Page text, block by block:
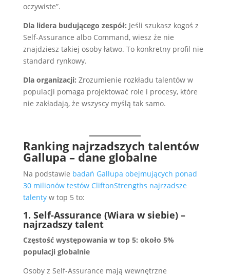
oczywiste”.
Dla lidera budującego zespół: Jeśli szukasz kogoś z
Self-Assurance albo Command, wiesz że nie
znajdziesz takiej osoby łatwo. To konkretny profil nie
standard rynkowy.
Dla organizacji: Zrozumienie rozkładu talentów w
populacji pomaga projektować role i procesy, które
nie zakładają, że wszyscy myślą tak samo.
Ranking najrzadszych talentów
Gallupa – dane globalne
Na podstawie badań Gallupa obejmujących ponad
30 milionów testów CliftonStrengths najrzadsze
talentyw top 5 to:
1. Self-Assurance (Wiara w siebie) –
najrzadszy talent
Częstość występowania w top 5: około 5%
populacji globalnie
Osoby z Self-Assurance mają wewnętrzne